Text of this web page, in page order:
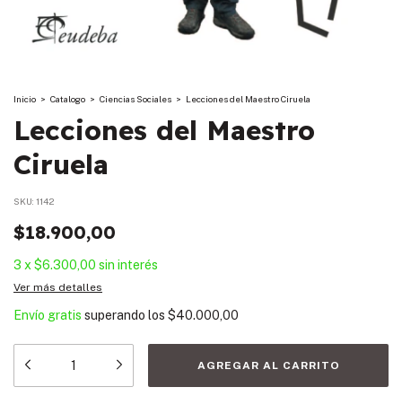
Inicio > Catalogo > Ciencias Sociales > Lecciones del Maestro Ciruela
Lecciones del Maestro
Ciruela
SKU: 1142
$18.900,00
3 x$6.300,00 sin interés
Ver más detalles
Envío gratis superando los $40.000,00